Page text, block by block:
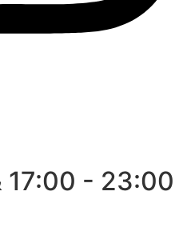
17:00 - 23:00